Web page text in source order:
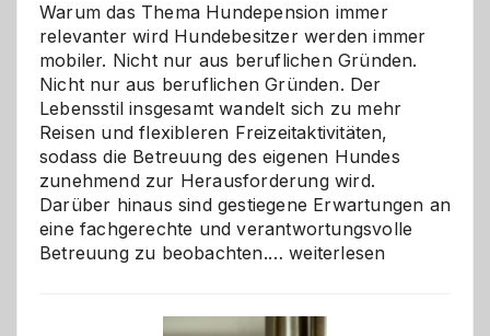
Warum das Thema Hundepension immer
relevanter wird Hundebesitzer werden immer
mobiler. Nicht nur aus beruflichen Gründen.
Nicht nur aus beruflichen Gründen. Der
Lebensstil insgesamt wandelt sich zu mehr
Reisen und flexibleren Freizeitaktivitäten,
sodass die Betreuung des eigenen Hundes
zunehmend zur Herausforderung wird.
Darüber hinaus sind gestiegene Erwartungen an
eine fachgerechte und verantwortungsvolle
Betreuung zu beobachten.…Betreuung
weiterlesen